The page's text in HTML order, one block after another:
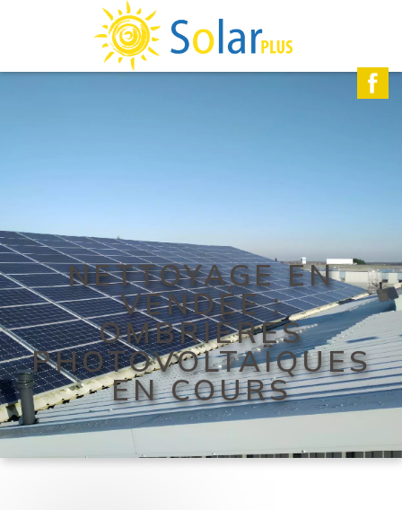
NETTOYAGE EN
VENDÉE :
OMBRIÈRES
PHOTOVOLTAÏQUES
EN COURS